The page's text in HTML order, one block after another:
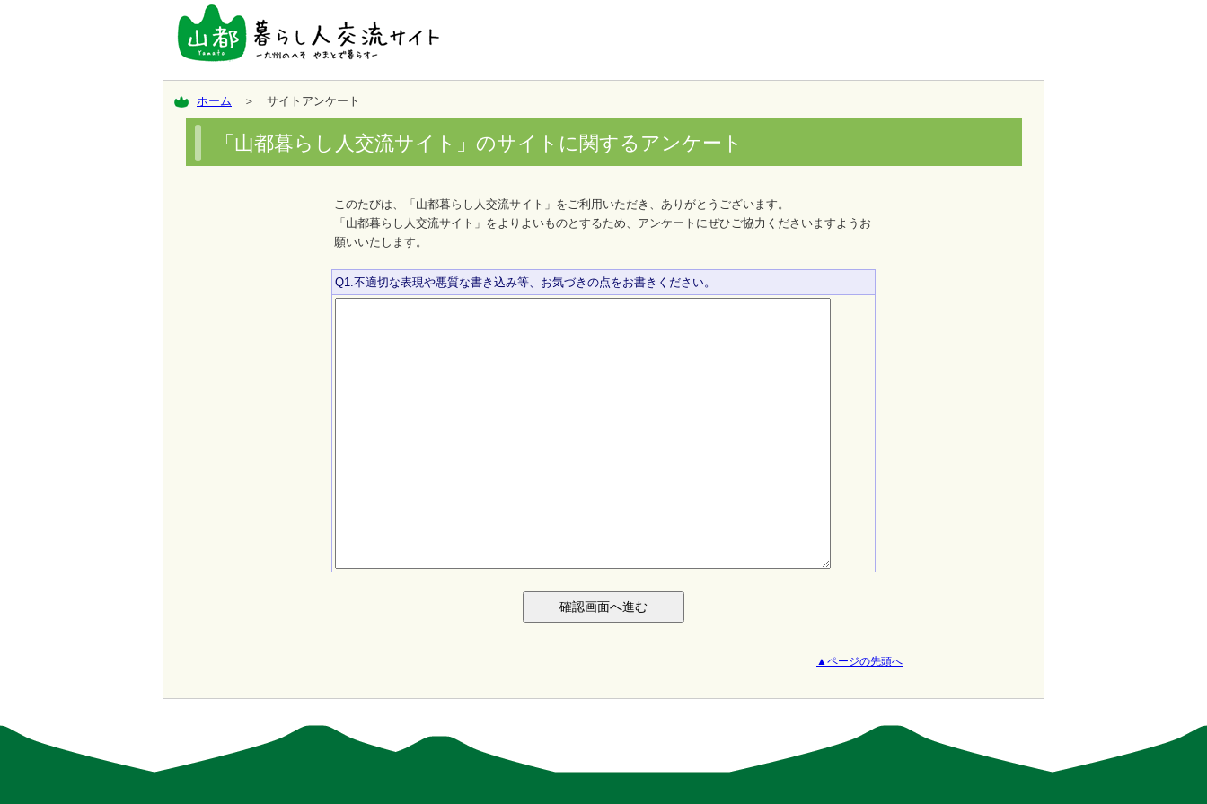
ホーム ＞ サイトアンケート
「山都暮らし人交流サイト」のサイトに関するアンケート
このたびは、「山都暮らし人交流サイト」をご利用いただき、ありがとうございます。
「山都暮らし人交流サイト」をよりよいものとするため、アンケートにぜひご協力くださいますようお
願いいたします。
Q1.不適切な表現や悪質な書き込み等、お気づきの点をお書きください。
▲ページの先頭へ